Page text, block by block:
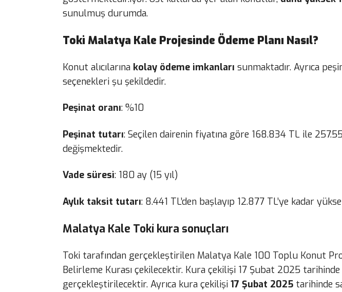
sunulmuş durumda.
Toki Malatya Kale Projesinde Ödeme Planı Nasıl?
Konut alıcılarına kolay ödeme imkanları sunmaktadır. Ayrıca
seçenekleri şu şekildedir.
Peşinat oranı: %10
Peşinat tutarı: Seçilen dairenin fiyatına göre 168.834 TL ile
değişmektedir.
Vade süresi: 180 ay (15 yıl)
Aylık taksit tutarı: 8.441 TL’den başlayıp 12.877 TL’ye kadar
Malatya Kale Toki kura sonuçları
Toki tarafından gerçekleştirilen Malatya Kale 100 Toplu Konut
Belirleme Kurası çekilecektir. Kura çekilişi 17 Şubat 2025 tarihinde
gerçekleştirilecektir. Ayrıca kura çekilişi 17 Şubat 2025 tarihinde